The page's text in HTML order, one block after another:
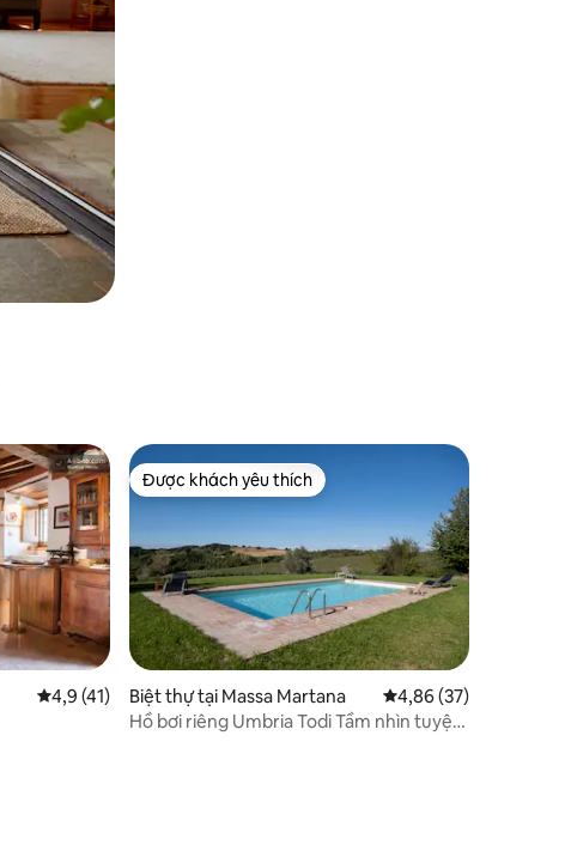
Xếp hạng trung bình 4,9/5, 41 đánh giá
4,9 (41)
Được khách yêu thích
Được khách yêu thích
Biệt thự tại Massa Martana Xếp hạng trung bình
4,86 (37)
Hồ bơi riêng Umbria Todi Tầm nhìn tuyệt